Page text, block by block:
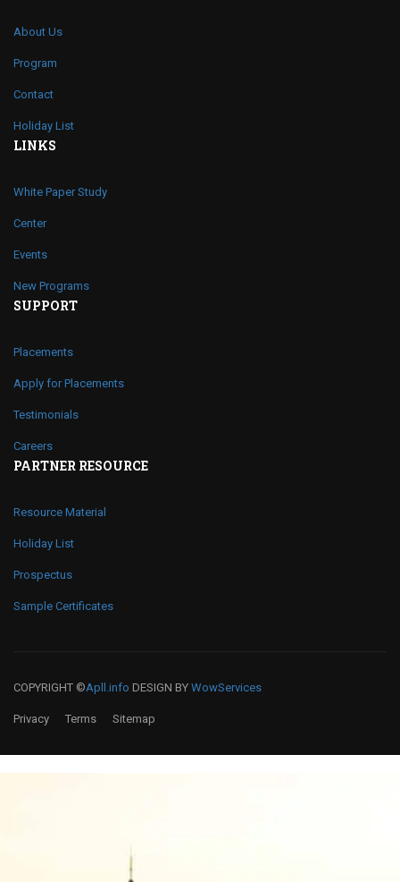
About Us
Program
Contact
Holiday List
LINKS
White Paper Study
Center
Events
New Programs
SUPPORT
Placements
Apply for Placements
Testimonials
Careers
PARTNER RESOURCE
Resource Material
Holiday List
Prospectus
Sample Certificates
COPYRIGHT ©Apll.info DESIGN BY WowServices
Privacy Terms Sitemap